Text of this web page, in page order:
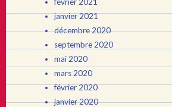
janvier 2021
décembre 2020
septembre 2020
mai 2020
mars 2020
février 2020
janvier 2020